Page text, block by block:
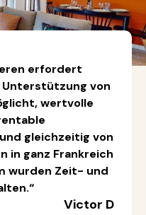
erfordert
Unterstützung von
wertvolle
gleichzeitig von
in ganz Frankreich
wurden Zeit- und
Victor D